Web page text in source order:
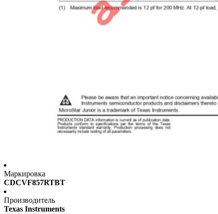
Маркировка
CDCVF857RTBT
Производитель
Texas Instruments